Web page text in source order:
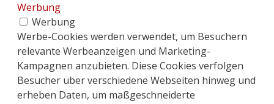
Werbung
Werbung
Werbe-Cookies werden verwendet, um Besuchern
relevante Werbeanzeigen und Marketing-
Kampagnen anzubieten. Diese Cookies verfolgen
Besucher über verschiedene Webseiten hinweg und
erheben Daten, um maßgeschneiderte